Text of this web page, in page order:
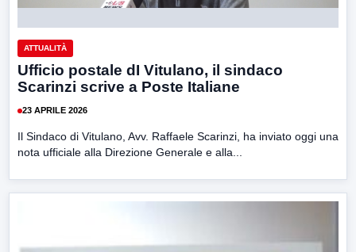
ATTUALITÀ
Ufficio postale dI Vitulano, il sindaco
Scarinzi scrive a Poste Italiane
23 APRILE 2026
Il Sindaco di Vitulano, Avv. Raffaele Scarinzi, ha inviato oggi una
nota ufficiale alla Direzione Generale e alla...